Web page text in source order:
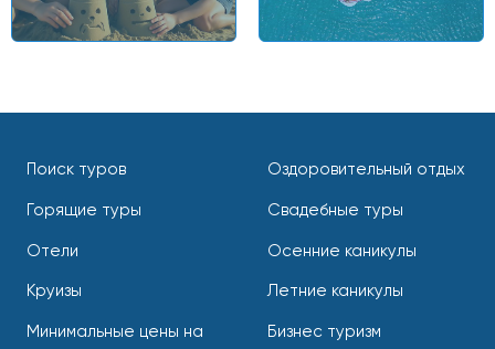
Поиск туров
Горящие туры
Отели
Круизы
Минимальные цены на
Оздоровительный отдых
Свадебные туры
Осенние каникулы
Летние каникулы
Бизнес туризм